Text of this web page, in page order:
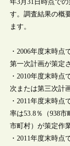
年3月31日時点で
す。調査結果の概
ます。
・2006年度末時点
第一次計画が策定
・2010年度末時点
次または第三次計
・2011年度末時点
率は53.8％（938市
市町村）が策定作
・2011年度末時